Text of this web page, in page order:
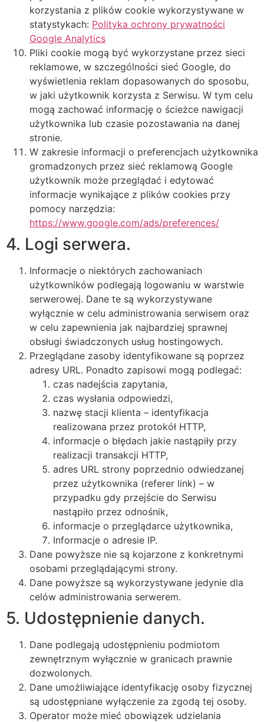
korzystania z plików cookie wykorzystywane w
statystykach: Polityka ochrony prywatności
Google Analytics
Pliki cookie mogą być wykorzystane przez sieci
reklamowe, w szczególności sieć Google, do
wyświetlenia reklam dopasowanych do sposobu,
w jaki użytkownik korzysta z Serwisu. W tym celu
mogą zachować informację o ścieżce nawigacji
użytkownika lub czasie pozostawania na danej
stronie.
W zakresie informacji o preferencjach użytkownika
gromadzonych przez sieć reklamową Google
użytkownik może przeglądać i edytować
informacje wynikające z plików cookies przy
pomocy narzędzia:
https://www.google.com/ads/preferences/
4. Logi serwera.
Informacje o niektórych zachowaniach
użytkowników podlegają logowaniu w warstwie
serwerowej. Dane te są wykorzystywane
wyłącznie w celu administrowania serwisem oraz
w celu zapewnienia jak najbardziej sprawnej
obsługi świadczonych usług hostingowych.
Przeglądane zasoby identyfikowane są poprzez
adresy URL. Ponadto zapisowi mogą podlegać:
czas nadejścia zapytania,
czas wysłania odpowiedzi,
nazwę stacji klienta – identyfikacja
realizowana przez protokół HTTP,
informacje o błędach jakie nastąpiły przy
realizacji transakcji HTTP,
adres URL strony poprzednio odwiedzanej
przez użytkownika (referer link) – w
przypadku gdy przejście do Serwisu
nastąpiło przez odnośnik,
informacje o przeglądarce użytkownika,
Informacje o adresie IP.
Dane powyższe nie są kojarzone z konkretnymi
osobami przeglądającymi strony.
Dane powyższe są wykorzystywane jedynie dla
celów administrowania serwerem.
5. Udostępnienie danych.
Dane podlegają udostępnieniu podmiotom
zewnętrznym wyłącznie w granicach prawnie
dozwolonych.
Dane umożliwiające identyfikację osoby fizycznej
są udostępniane wyłączenie za zgodą tej osoby.
Operator może mieć obowiązek udzielania